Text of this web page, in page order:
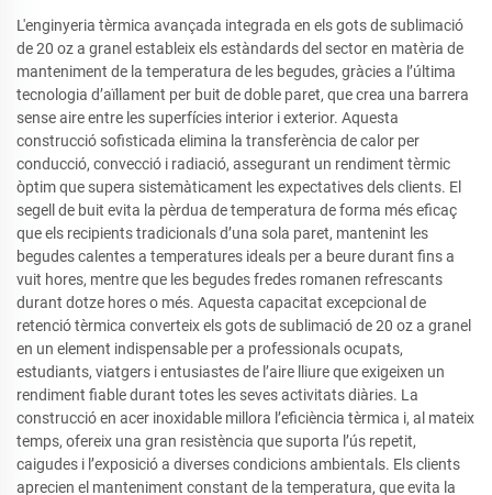
L'enginyeria tèrmica avançada integrada en els gots de sublimació
de 20 oz a granel estableix els estàndards del sector en matèria de
manteniment de la temperatura de les begudes, gràcies a l’última
tecnologia d’aïllament per buit de doble paret, que crea una barrera
sense aire entre les superfícies interior i exterior. Aquesta
construcció sofisticada elimina la transferència de calor per
conducció, convecció i radiació, assegurant un rendiment tèrmic
òptim que supera sistemàticament les expectatives dels clients. El
segell de buit evita la pèrdua de temperatura de forma més eficaç
que els recipients tradicionals d’una sola paret, mantenint les
begudes calentes a temperatures ideals per a beure durant fins a
vuit hores, mentre que les begudes fredes romanen refrescants
durant dotze hores o més. Aquesta capacitat excepcional de
retenció tèrmica converteix els gots de sublimació de 20 oz a granel
en un element indispensable per a professionals ocupats,
estudiants, viatgers i entusiastes de l’aire lliure que exigeixen un
rendiment fiable durant totes les seves activitats diàries. La
construcció en acer inoxidable millora l’eficiència tèrmica i, al mateix
temps, ofereix una gran resistència que suporta l’ús repetit,
caigudes i l’exposició a diverses condicions ambientals. Els clients
aprecien el manteniment constant de la temperatura, que evita la